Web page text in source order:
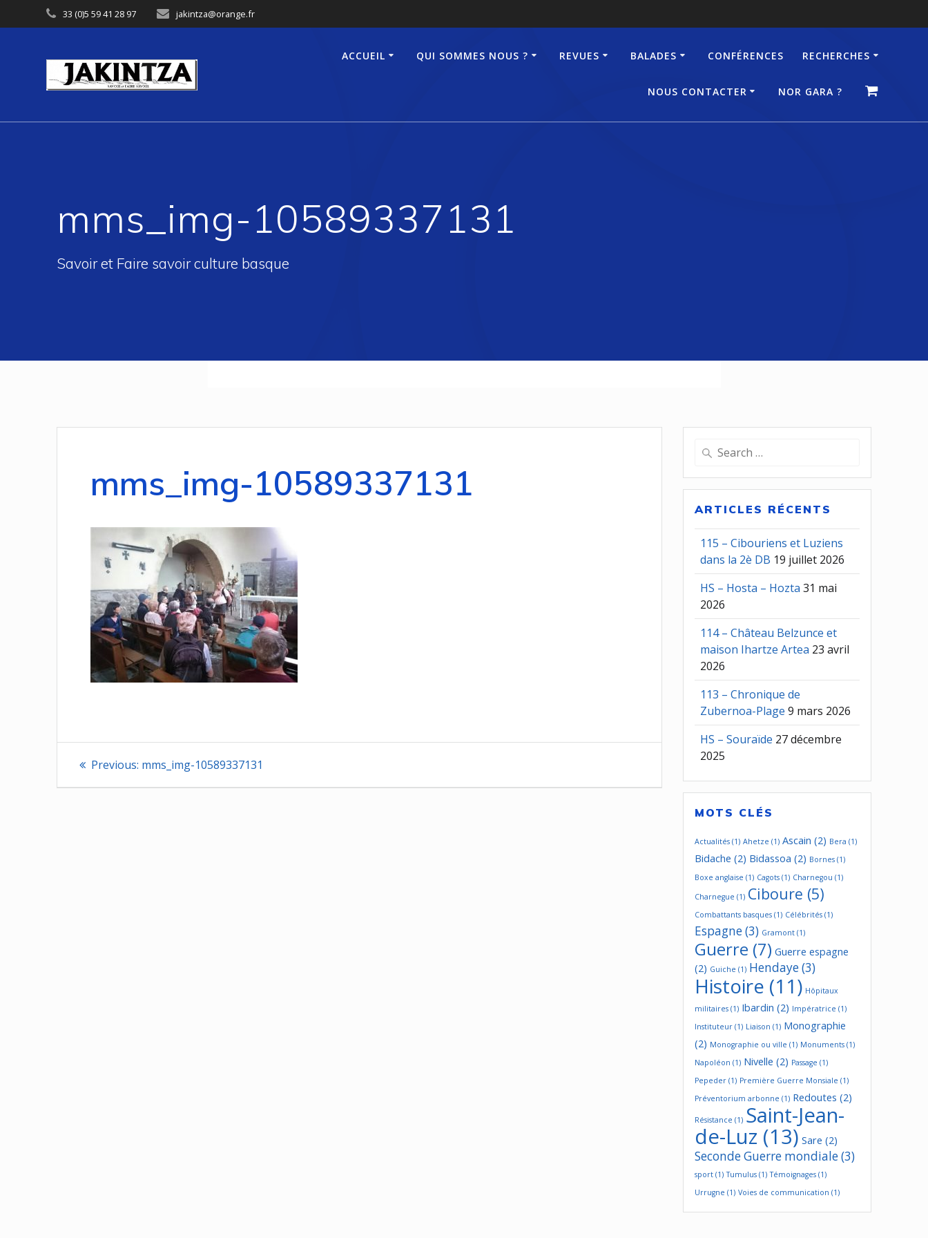
to
33 (0)5 59 41 28 97 jakintza@orange.fr
ACCUEIL QUI SOMMES NOUS ? REVUES BALADES CONFÉRENCES RECHERCHES
NOUS CONTACTER NOR GARA ?
mms_img-10589337131
Savoir et Faire savoir culture basque
mms_img-10589337131
Navigation
de
Previous: Previous
mms_img-10589337131
Search
ARTICLES RÉCENTS
115 – Cibouriens et Luziens
dans la 2è DB 19 juillet 2026
HS – Hosta – Hozta 31 mai
2026
114 – Château Belzunce et
maison Ihartze Artea 23 avril
2026
113 – Chronique de
Zubernoa-Plage 9 mars 2026
HS – Souraïde 27 décembre
2025
MOTS CLÉS
Actualités (1) Ahetze (1) Ascain (2) Bera (1)
Bidache (2) Bidassoa (2) Bornes (1)
Boxe anglaise (1) Cagots (1) Charnegou (1)
Charnegue (1) Ciboure (5)
Combattants basques (1) Célébrités (1)
Espagne(3) Gramont (1)
Guerre (7) Guerre espagne
(2) Guiche (1) Hendaye(3)
Histoire (11) Hôpitaux
militaires (1) Ibardin (2) Impératrice (1)
Instituteur (1) Liaison (1) Monographie
(2) Monographie ou ville (1) Monuments (1)
Napoléon (1) Nivelle (2) Passage (1)
Pepeder (1) Première Guerre Monsiale (1)
Préventorium arbonne (1) Redoutes (2)
Résistance (1) Saint-Jean-
de-Luz (13) Sare (2)
Seconde Guerre mondiale(3)
sport (1) Tumulus (1) Témoignages (1)
Urrugne (1) Voies de communication (1)